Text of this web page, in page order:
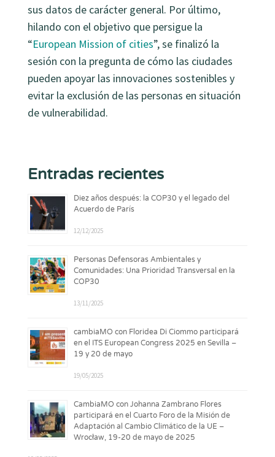
sus datos de carácter general. Por último,
hilando con el objetivo que persigue la
“European Mission of cities”, se finalizó la
sesión con la pregunta de cómo las ciudades
pueden apoyar las innovaciones sostenibles y
evitar la exclusión de las personas en situación
de vulnerabilidad.
Entradas recientes
Diez años después: la COP30 y el legado del
Acuerdo de París
12/12/2025
Personas Defensoras Ambientales y
Comunidades: Una Prioridad Transversal en la
COP30
13/11/2025
cambiaMO con Floridea Di Ciommo participará
en el ITS European Congress 2025 en Sevilla –
19 y 20 de mayo
19/05/2025
CambiaMO con Johanna Zambrano Flores
participará en el Cuarto Foro de la Misión de
Adaptación al Cambio Climático de la UE –
Wrocław, 19-20 de mayo de 2025